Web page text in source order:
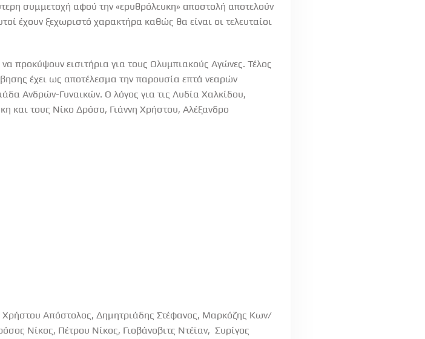
συμμετοχή αφού την «ερυθρόλευκη» αποστολή αποτελούν
έχουν ξεχωριστό χαρακτήρα καθώς θα είναι οι τελευταίοι
προκύψουν εισιτήρια για τους Ολυμπιακούς Αγώνες. Τέλος
έχει ως αποτέλεσμα την παρουσία επτά νεαρών
Ανδρών-Γυναικών. Ο λόγος για τις Λυδία Χαλκίδου,
και τους Νίκο Δρόσο, Γιάννη Χρήστου, Αλέξανδρο
Χρήστου Απόστολος, Δημητριάδης Στέφανος, Μαρκόζης Κων/
Νίκος, Πέτρου Νίκος, Γιοβάνοβιτς Ντέϊαν, Συρίγος